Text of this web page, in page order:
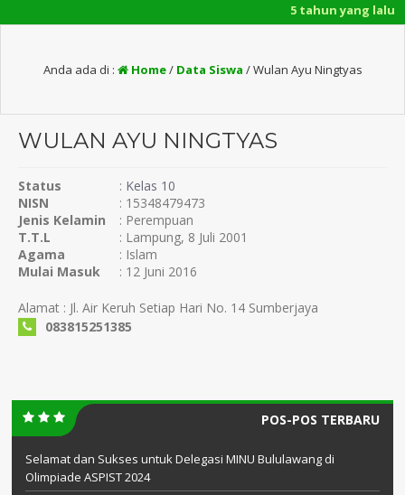
5 tahun yang lalu/
Anda ada di : Home/ Data Siswa /Wulan Ayu Ningtyas
WULAN AYU NINGTYAS
Status : Kelas 10
NISN
: 15348479473
Jenis Kelamin
: Perempuan
T.T.L
: Lampung, 8 Juli 2001
Agama
: Islam
Mulai Masuk
: 12 Juni 2016
Alamat : Jl. Air Keruh Setiap Hari No. 14 Sumberjaya
083815251385
POS-POS TERBARU
Selamat dan Sukses untuk Delegasi MINU Bululawang di
Olimpiade ASPIST 2024